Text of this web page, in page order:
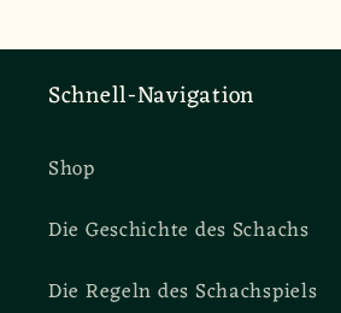
Schnell-Navigation
Shop
Die Geschichte des Schachs
Die Regeln des Schachspiels